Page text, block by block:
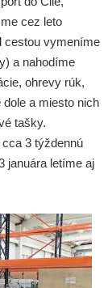
cez leto
cestou vymeníme
a nahodíme
ohrevy rúk,
a miesto nich
tašky.
3 týždennú
januára letíme aj